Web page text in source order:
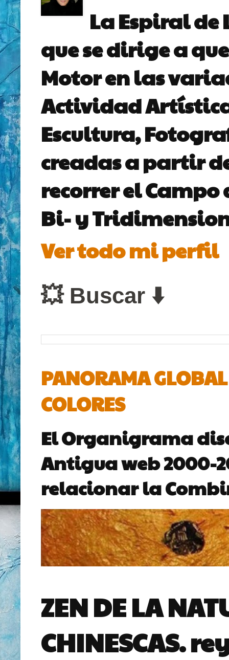
La Espiral de
que se dirige a
Motor en las
Actividad
Escultura,
creadas a partir
recorrer el
Bi- y
Ver todo mi perfil
💥 Buscar ⬇️
PANORAMA
COLORES
El Organigrama
Antigua web 2000-
relacionar la
ZEN DE LA
CHINESCAS.